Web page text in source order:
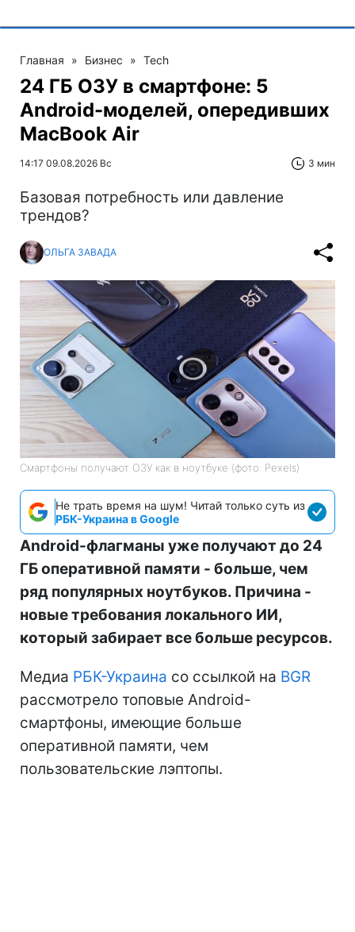
Главная » Бизнес » Tech
24 ГБ ОЗУ в смартфоне: 5
Android-моделей, опередивших
MacBook Air
14:17 09.08.2026 Вс 3 мин
Базовая потребность или давление
трендов?
ОЛЬГА ЗАВАДА
Смартфоны получают ОЗУ как в ноутбуке (фото: Pexels)
Не трать время на шум! Читай только суть из
РБК-Украина в Google
Android-флагманы уже получают до 24
ГБ оперативной памяти - больше, чем
ряд популярных ноутбуков. Причина -
новые требования локального ИИ,
который забирает все больше ресурсов.
Медиа РБК-Украина со ссылкой на BGR
рассмотрело топовые Android-
смартфоны, имеющие больше
оперативной памяти, чем
пользовательские лэптопы.